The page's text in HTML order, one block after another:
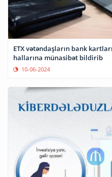
ETX vətəndaşların bank
hallarına münasibət bildirib
10-06-2024